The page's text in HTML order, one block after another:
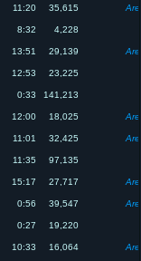
11:20 35,615
8:32 4,228
13:51 29,139
12:53 23,225
0:33 141,213
12:00 18,025
11:01 32,425
11:35 97,135
15:17 27,717
0:56 39,547
0:27 19,220
10:33 16,064